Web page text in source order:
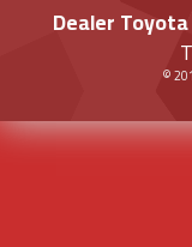
Dealer
©